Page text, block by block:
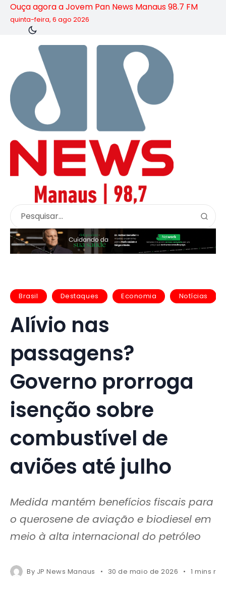
Ouça agora a Jovem Pan News Manaus 98.7 FM
quinta-feira, 6 ago 2026
Brasil Destaques Economia Notícias
Alívio nas
passagens?
Governo prorroga
isenção sobre
combustível de
aviões até julho
Medida mantém benefícios fiscais para
o querosene de aviação e biodiesel em
meio à alta internacional do petróleo
By JP News Manaus 30 de maio de 2026 1 mins